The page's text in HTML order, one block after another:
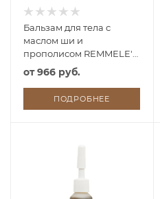
Бальзам для тела с
маслом ши и
прополисом REMMELE'S
PROPOLIS SHEA
от966 руб.
ПОДРОБНЕЕ